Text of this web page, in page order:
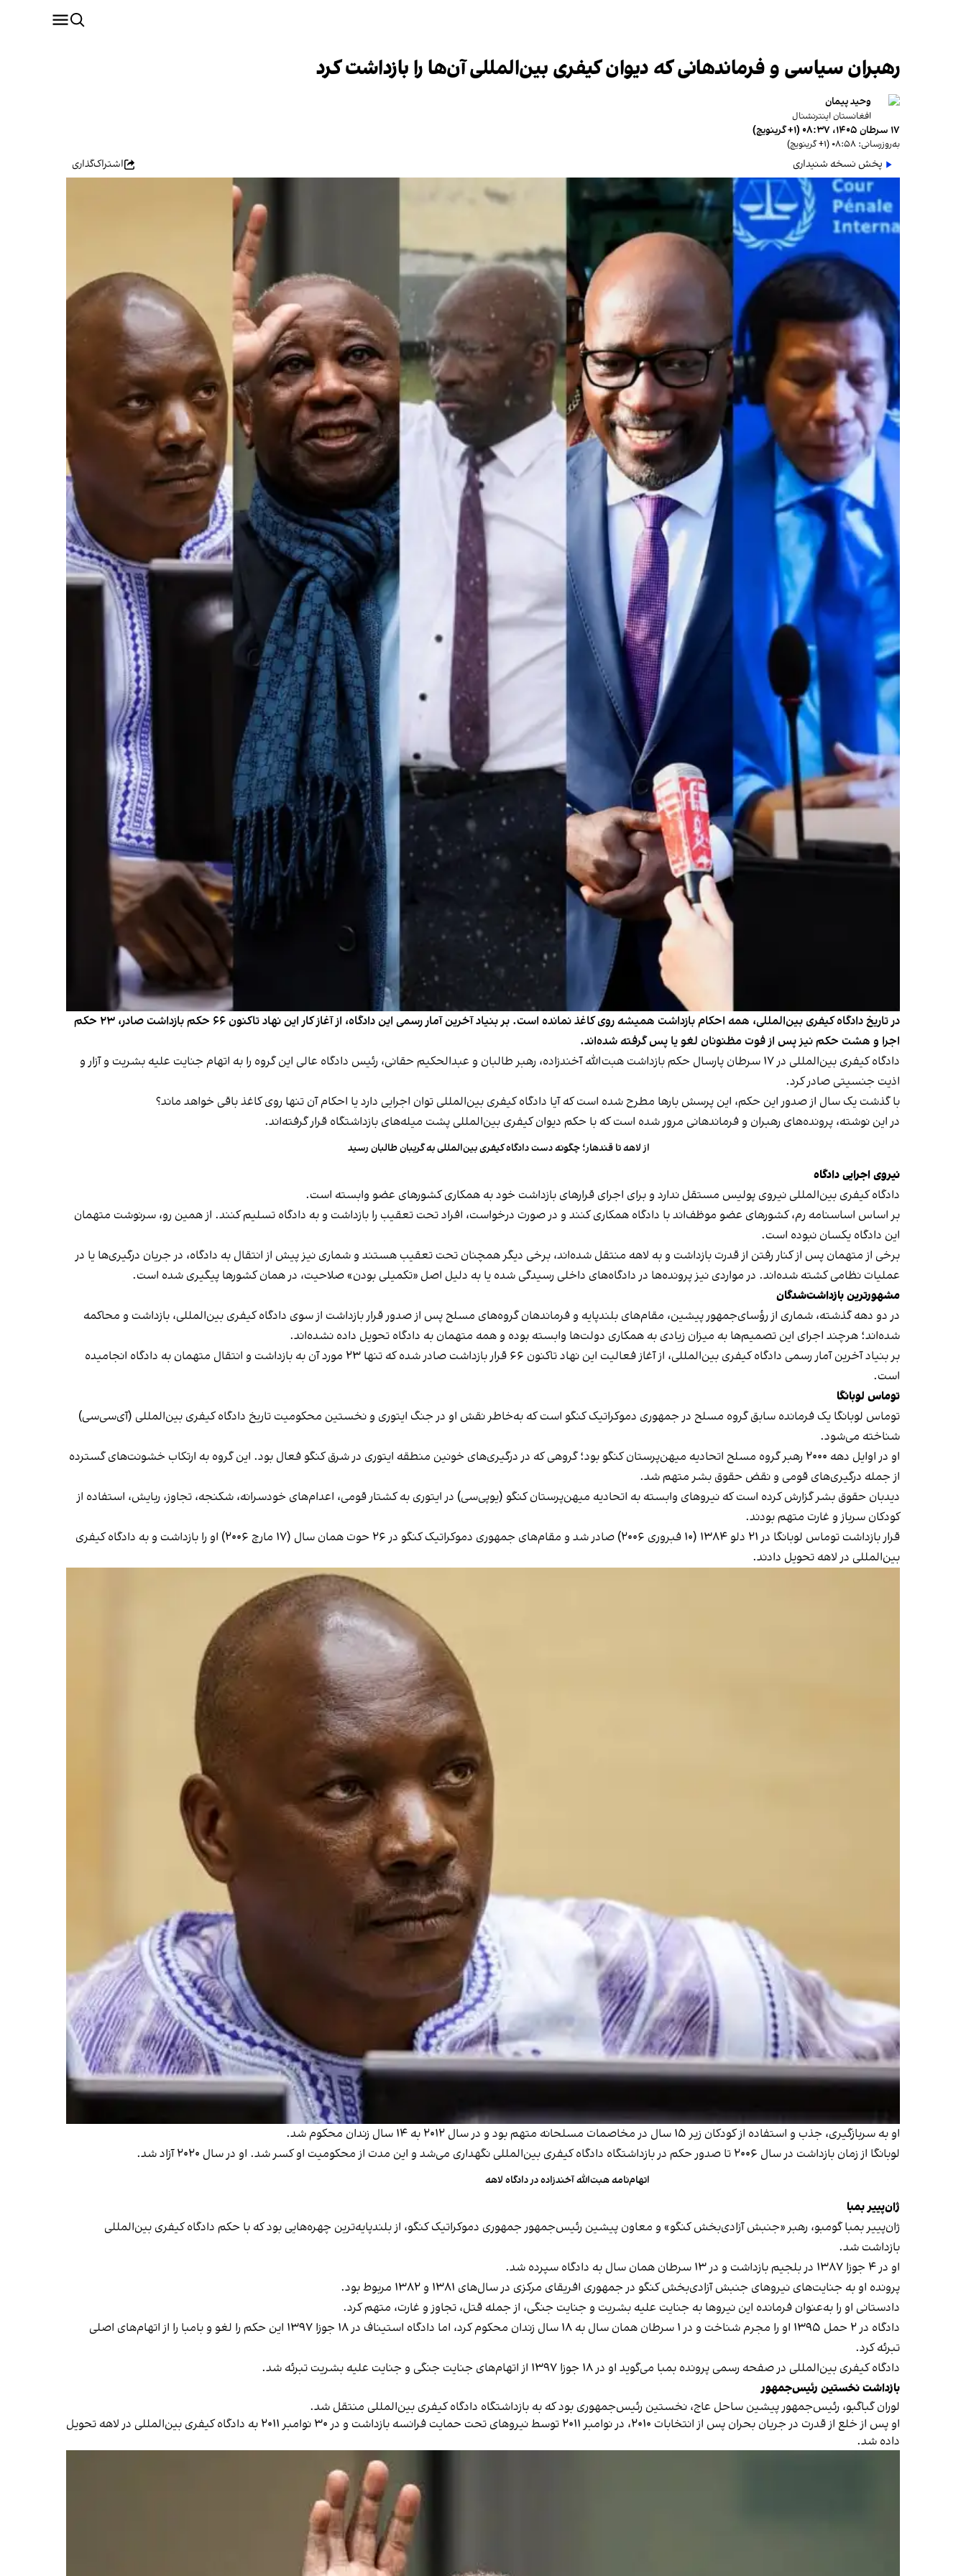
رهبران سیاسی و فرماندهانی که دیوان کیفری بین‌المللی آن‌ها را بازداشت کرد
وحید پیمان
افغانستان اینترنشنال
۱۷ سرطان ۱۴۰۵، ۰۸:۳۷ (‎+۱ گرینویچ)
به‌روزرسانی: ۰۸:۵۸ (‎+۱ گرینویچ)
پخش نسخه شنیداری اشتراک‌گذاری
در تاریخ دادگاه کیفری بین‌المللی، همه احکام بازداشت همیشه روی کاغذ نمانده است. بر بنیاد آخرین آمار رسمی این دادگاه، از آغاز کار این نهاد تاکنون ۶۶ حکم بازداشت صادر، ۲۳ حکم
اجرا و هشت حکم نیز پس از فوت مظنونان لغو یا پس گرفته شده‌اند.
دادگاه کیفری بین‌المللی در ۱۷ سرطان پارسال حکم بازداشت هبت‌الله آخندزاده، رهبر طالبان و عبدالحکیم حقانی، رئیس دادگاه عالی این گروه را به اتهام جنایت علیه بشریت و آزار و
اذیت جنسیتی صادر کرد.
با گذشت یک سال از صدور این حکم، این پرسش بارها مطرح شده است که آیا دادگاه کیفری بین‌المللی توان اجرایی دارد یا احکام آن تنها روی کاغذ باقی خواهد ماند؟
در این نوشته، پرونده‌های رهبران و فرماندهانی مرور شده است که با حکم دیوان کیفری بین‌المللی پشت میله‌های بازداشتگاه قرار گرفته‌اند.
از لاهه تا قندهار؛ چگونه دست دادگاه کیفری بین‌المللی به گریبان طالبان رسید
نیروی اجرایی دادگاه
دادگاه کیفری بین‌المللی نیروی پولیس مستقل ندارد و برای اجرای قرارهای بازداشت خود به همکاری کشورهای عضو وابسته است.
بر اساس اساسنامه رم، کشورهای عضو موظف‌اند با دادگاه همکاری کنند و در صورت درخواست، افراد تحت تعقیب را بازداشت و به دادگاه تسلیم کنند. از همین رو، سرنوشت متهمان
این دادگاه یکسان نبوده است.
برخی از متهمان پس از کنار رفتن از قدرت بازداشت و به لاهه منتقل شده‌اند، برخی دیگر همچنان تحت تعقیب هستند و شماری نیز پیش از انتقال به دادگاه، در جریان درگیری‌ها یا در
عملیات نظامی کشته شده‌اند. در مواردی نیز پرونده‌ها در دادگاه‌های داخلی رسیدگی شده یا به دلیل اصل «تکمیلی بودن» صلاحیت، در همان کشورها پیگیری شده است.
مشهورترین بازداشت‌شدگان
در دو دهه گذشته، شماری از رؤسای‌جمهور پیشین، مقام‌های بلندپایه و فرماندهان گروه‌های مسلح پس از صدور قرار بازداشت از سوی دادگاه کیفری بین‌المللی، بازداشت و محاکمه
شده‌اند؛ هرچند اجرای این تصمیم‌ها به میزان زیادی به همکاری دولت‌ها وابسته بوده و همه متهمان به دادگاه تحویل داده نشده‌اند.
بر بنیاد آخرین آمار رسمی دادگاه کیفری بین‌المللی، از آغاز فعالیت این نهاد تاکنون
۶۶ قرار بازداشت صادر شده که تنها ۲۳ مورد آن به بازداشت و انتقال متهمان به دادگاه انجامیده
است.
توماس لوبانگا
توماس لوبانگا یک فرمانده سابق گروه مسلح در جمهوری دموکراتیک کنگو است که به‌خاطر نقش او در جنگ ایتوری و نخستین محکومیت تاریخ دادگاه کیفری بین‌المللی (آی‌سی‌سی)
شناخته می‌شود.
او در اوایل دهه ۲۰۰۰ رهبر گروه مسلح اتحادیه میهن‌پرستان کنگو بود؛ گروهی که در درگیری‌های خونین منطقه ایتوری در شرق کنگو فعال بود. این گروه به ارتکاب خشونت‌های گسترده
از جمله درگیری‌های قومی و نقض حقوق بشر متهم شد.
دیدبان حقوق بشر گزارش کرده است که نیروهای وابسته به اتحادیه میهن‌پرستان کنگو (یو‌پی‌سی) در ایتوری به کشتار قومی، اعدام‌های خودسرانه، شکنجه، تجاوز، ربایش، استفاده از
کودکان سرباز و غارت متهم بودند.
قرار بازداشت توماس لوبانگا در ۲۱ دلو ۱۳۸۴ (۱۰ فبروری ۲۰۰۶) صادر شد و مقام‌های جمهوری دموکراتیک کنگو در ۲۶ حوت همان سال (۱۷ مارچ ۲۰۰۶) او را بازداشت و به دادگاه کیفری
بین‌المللی در لاهه تحویل دادند.
او به سربازگیری، جذب و استفاده از کودکان زیر ۱۵ سال در مخاصمات مسلحانه متهم بود و در سال ۲۰۱۲ به ۱۴ سال زندان محکوم شد.
لوبانگا از زمان بازداشت در سال ۲۰۰۶ تا صدور حکم در بازداشتگاه دادگاه کیفری بین‌المللی نگهداری می‌شد و این مدت از محکومیت او کسر شد. او در سال ۲۰۲۰ آزاد شد.
اتهام‌نامه هبت‌الله آخندزاده در دادگاه لاهه
ژان‌پییر بمبا
ژان‌پییر بمبا گومبو، رهبر «جنبش آزادی‌بخش کنگو» و معاون پیشین رئیس‌جمهور جمهوری دموکراتیک کنگو، از بلندپایه‌ترین چهره‌هایی بود که با حکم دادگاه کیفری بین‌المللی
بازداشت شد.
او در ۴ جوزا ۱۳۸۷ در بلجیم بازداشت و در ۱۳ سرطان همان سال به دادگاه سپرده شد.
پرونده او به جنایت‌های نیروهای جنبش آزادی‌بخش کنگو در جمهوری افریقای مرکزی در سال‌های ۱۳۸۱ و ۱۳۸۲ مربوط بود.
دادستانی او را به‌عنوان فرمانده این نیروها به جنایت علیه بشریت و جنایت جنگی، از جمله قتل، تجاوز و غارت، متهم کرد.
دادگاه در ۲ حمل ۱۳۹۵ او را مجرم شناخت و در ۱ سرطان همان سال به ۱۸ سال زندان محکوم کرد، اما دادگاه استیناف در ۱۸ جوزا ۱۳۹۷ این حکم را لغو و بامبا را از اتهام‌های اصلی
تبرئه کرد.
دادگاه کیفری بین‌المللی در صفحه رسمی پرونده بمبا می‌گوید او در ۱۸ جوزا ۱۳۹۷ از اتهام‌های جنایت جنگی و جنایت علیه بشریت تبرئه شد.
بازداشت نخستین رئیس‌جمهور
لوران گباگبو، رئیس‌جمهور پیشین ساحل عاج، نخستین رئیس‌جمهوری بود که به بازداشتگاه دادگاه کیفری بین‌المللی منتقل شد.
او پس از خلع از قدرت در جریان بحران پس از انتخابات ۲۰۱۰، در نوامبر ۲۰۱۱ توسط نیروهای تحت حمایت فرانسه بازداشت و در ۳۰ نوامبر ۲۰۱۱ به دادگاه کیفری بین‌المللی در لاهه تحویل
داده شد.